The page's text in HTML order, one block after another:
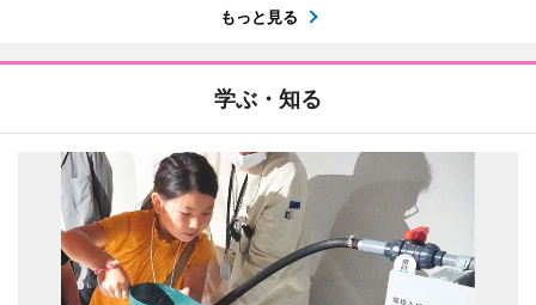
もっと見る
学ぶ・知る